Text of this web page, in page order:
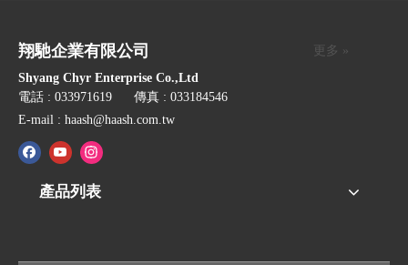
翔馳企業有限公司
更多 »
Shyang Chyr Enterprise Co.,Ltd
電話 : 033971619 傳真 : 033184546
E-mail : haash@haash.com.tw
產品列表